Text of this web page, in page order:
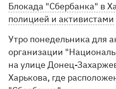
Блокада "Сбербанка" в
полицией и активистами
Утро понедельника для
организации
на улице Донец-
Харькова, где